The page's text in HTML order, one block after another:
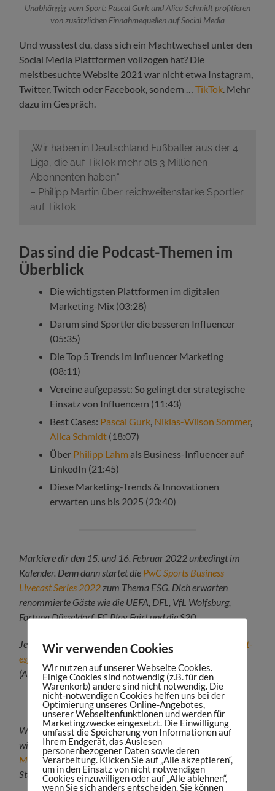
Unabhängig vom Sport: Pascal Gurk und Alica Schmidt profitieren
von zusätzlichen Einnahmequellen auf Social Media
Und wusstest du, dass sich ein Machtwechsel unter den
Social Media Plattformen vollzogen hat? Die
meistbesuchte Website 2021 war nicht etwa Instagram,
Twitter, Twitch oder Facebook, sondern …TikTok. Mehr
dazu im Gespräch.
„Wir haben in Deutschland Fußballer aus der 4.
Liga, die auf TikTok mehr als 3 Millionen
Abonnenten haben.“
– Philipp Martin über reichweitenstarke Sportler
auf TikTok
Das sind die Podcast-Themen im
Überblick
Die wichtigsten Plattformen im digitalen
Marketing-Mix (03:28)
Darum sind Sportler die besseren Influencer
(05:35)
Die Top 5 Trends im Influencer Marketing
(08:11)
Vereine aufgepasst: So gelingt der strategische
Einsatz von Influencern (11:43)
Best Cases: Pascal Gurk, Niklas-Wilson Sommer,
Alica Schmidt (18:07)
Über Philipp Lahm als Business-Influencer auf
LinkedIn (21:45)
Diese Marketing-Trends & Innovationen
erwarten uns bis 2025 (23:40)
Markiere dir den 15. und 16. Februar 2022 unbedingt im
Kalender. Denn dann startet die PwC Sports Business
Livecast Series 2022zum Thema ESG. Dich erwarten
renommierte Gäste wie die UEFA, DFL, VfL Wolfsburg,
Fortuna Düsseldorf, FC Play Fair! und die S20.
Jetzt kostenfrei anmelden:https://sportsmaniac.de/livecast-
esg
(Anzeige)
We want YOU! ? Zum nächstmöglichen Zeitpunkt suchen
wir zur Unterstützung unseres Teams einen
Manager (m/w/d)in unserer Podcast-Agentur Maniac
Studios.
Wir verwenden Cookies
Wir nutzen auf unserer Webseite Cookies.
Einige Cookies sind notwendig (z.B. für den
Warenkorb) andere sind nicht notwendig. Die
nicht-notwendigen Cookies helfen uns bei der
Optimierung unseres Online-Angebotes,
unserer Webseitenfunktionen und werden für
Marketingzwecke eingesetzt. Die Einwilligung
umfasst die Speicherung von Informationen auf
Ihrem Endgerät, das Auslesen
personenbezogener Daten sowie deren
Verarbeitung. Klicken Sie auf „Alle akzeptieren“,
um in den Einsatz von nicht notwendigen
Cookies einzuwilligen oder auf „Alle ablehnen“,
wenn Sie sich anders entscheiden. Sie können